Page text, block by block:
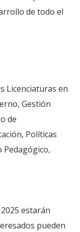
de todo el
Licenciaturas en
Gestión
de
Políticas
Pedagógico,
estarán
pueden